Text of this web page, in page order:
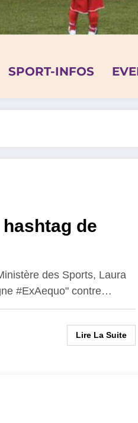
SPORT-INFOS
de
des Sports, Laura
#ExAequo" contre…
Lire La Suite